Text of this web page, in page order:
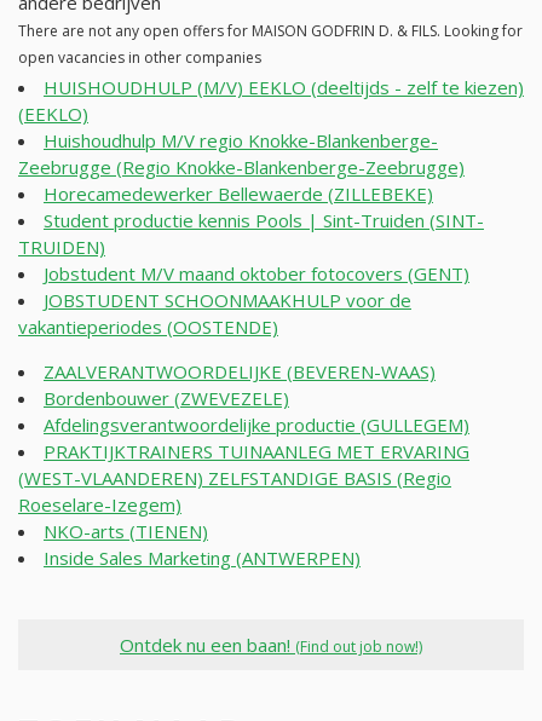
There are not any open offers for MAISON GODFRIN D. & FILS. Looking for
open vacancies in other companies
HUISHOUDHULP (M/V) EEKLO (deeltijds - zelf te kiezen)
(EEKLO)
Huishoudhulp M/V regio Knokke-Blankenberge-
Zeebrugge (Regio Knokke-Blankenberge-Zeebrugge)
Horecamedewerker Bellewaerde (ZILLEBEKE)
Student productie kennis Pools | Sint-Truiden (SINT-
TRUIDEN)
Jobstudent M/V maand oktober fotocovers (GENT)
JOBSTUDENT SCHOONMAAKHULP voor de
vakantieperiodes (OOSTENDE)
ZAALVERANTWOORDELIJKE (BEVEREN-WAAS)
Bordenbouwer (ZWEVEZELE)
Afdelingsverantwoordelijke productie (GULLEGEM)
PRAKTIJKTRAINERS TUINAANLEG MET ERVARING
(WEST-VLAANDEREN) ZELFSTANDIGE BASIS (Regio
Roeselare-Izegem)
NKO-arts (TIENEN)
Inside Sales Marketing (ANTWERPEN)
Ontdek nu een baan! (Find out job now!)